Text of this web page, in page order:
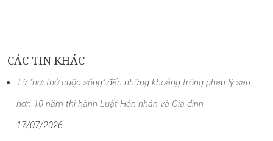
CÁC TIN KHÁC
Từ "hơi thở cuộc sống" đến những khoảng trống pháp lý sau
hơn 10 năm thi hành Luật Hôn nhân và Gia đình
17/07/2026